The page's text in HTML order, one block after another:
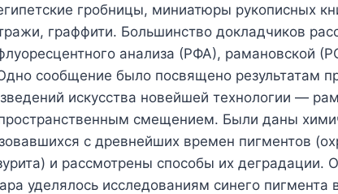
гробницы, миниатюры рукописных
граффити. Большинство докладчиков
анализа (РФА), рамановской
сообщение было посвящено результатам
искусства новейшей технологии —
смещением. Были даны
с древнейших времен пигментов
и рассмотрены способы их деградации.
уделялось исследованиям синего пигмента